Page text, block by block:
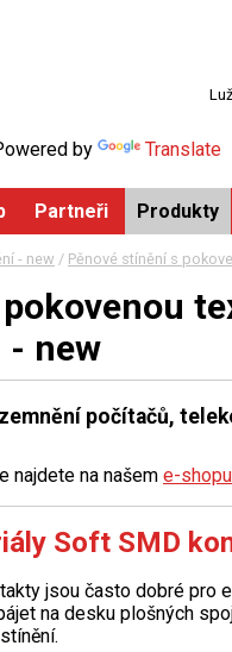
by Translate
Partneři Produkty
- new / Pěnové stínění s
- new
počítačů,
najdete na našem e-shopu
Soft SMD
jsou často dobré pro
na desku plošných